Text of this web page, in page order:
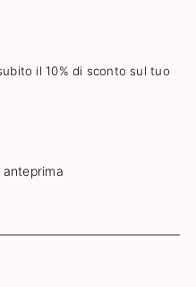
il 10% di sconto sul tuo